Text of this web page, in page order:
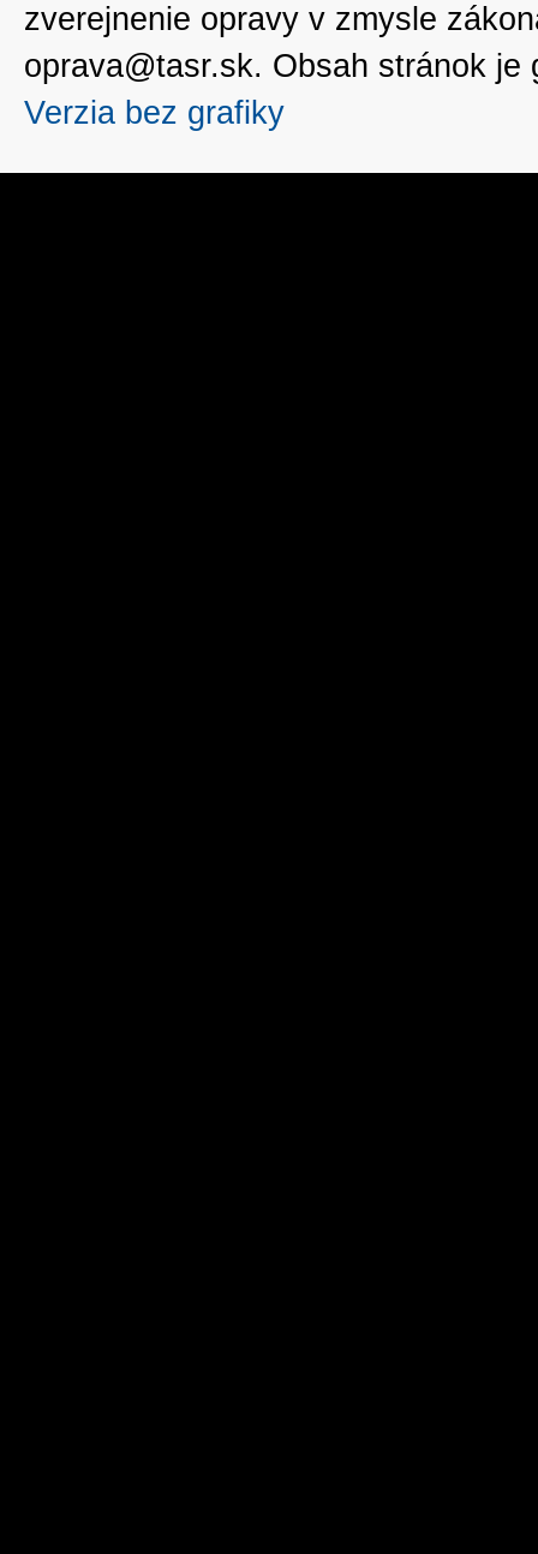
zverejnenie opravy v zmysle
oprava@tasr.sk. Obsah stránok
Verzia bez grafiky